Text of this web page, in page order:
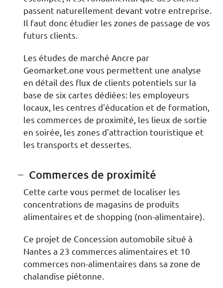
passent naturellement devant votre entreprise.
Il faut donc étudier les zones de passage de vos
futurs clients.
Les études de marché Ancre par
Geomarket.one vous permettent une analyse
en détail des flux de clients potentiels sur la
base de six cartes dédiées: les employeurs
locaux, les centres d'éducation et de formation,
les commerces de proximité, les lieux de sortie
en soirée, les zones d'attraction touristique et
les transports et dessertes.
Commerces de proximité
Cette carte vous permet de localiser les
concentrations de magasins de produits
alimentaires et de shopping (non-alimentaire).
Ce projet de Concession automobile situé à
Nantes a 23 commerces alimentaires et 10
commerces non-alimentaires dans sa zone de
chalandise piétonne.